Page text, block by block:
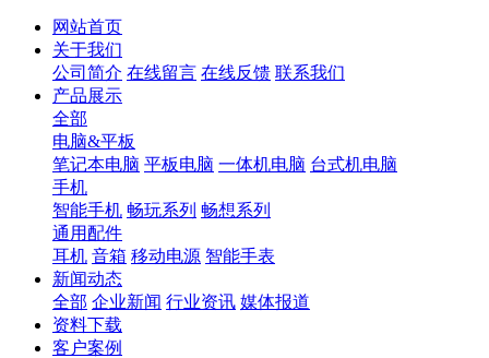
网站首页
关于我们
公司简介 在线留言 在线反馈 联系我们
产品展示
全部
电脑&平板
笔记本电脑 平板电脑 一体机电脑 台式机电脑
手机
智能手机 畅玩系列 畅想系列
通用配件
耳机 音箱 移动电源 智能手表
新闻动态
全部 企业新闻 行业资讯 媒体报道
资料下载
客户案例